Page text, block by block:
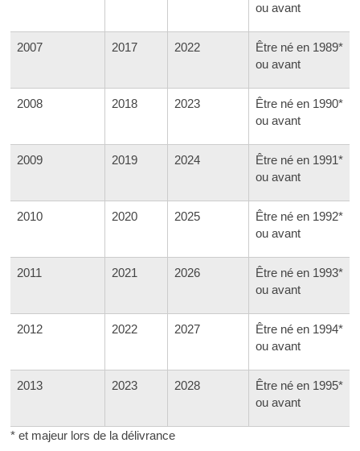
ou avant
2007 2017 2022
Être né en 1989*
ou avant
2008 2018 2023
Être né en 1990*
ou avant
2009 2019 2024
Être né en 1991*
ou avant
2010 2020 2025
Être né en 1992*
ou avant
2011 2021 2026
Être né en 1993*
ou avant
2012 2022 2027
Être né en 1994*
ou avant
2013 2023 2028
Être né en 1995*
ou avant
* et majeur lors de la délivrance